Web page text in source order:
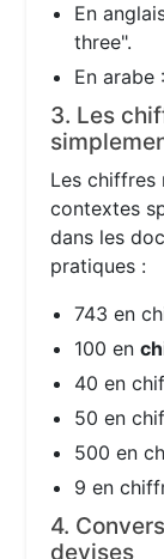
En
three".
3. Les
Les chiffres
contextes
dans les
pratiques :
743 en
100 en
40 en
50 en
500 en
9 en
4.
devises